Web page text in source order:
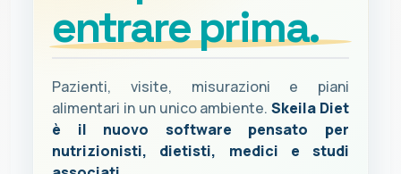
entrare prima.
Pazienti, visite, misurazioni e piani
alimentari in un unico ambiente.Skeila Diet
è il nuovo software pensato per
nutrizionisti, dietisti, medici e studi